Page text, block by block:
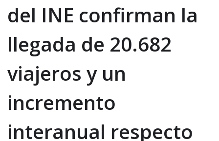
del INE confirman la
llegada de 20.682
viajeros y un
incremento
interanual respecto